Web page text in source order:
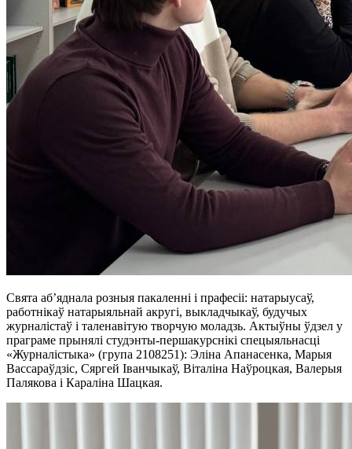
Свята аб’яднала розныя пакаленні і прафесіі: натарыусаў,
работнікаў натарыяльнай акругі, выкладчыкаў, будучых
журналістаў і таленавітую творчую моладзь. Актыўны ўдзел у
праграме прынялі студэнты-першакурснікі спецыяльнасці
«Журналістыка» (група 2108251): Эліна Апанасенка, Марыя
Вассараўдзіс, Сяргей Іванчыкаў, Віталіна Наўроцкая, Валерыя
Палякова і Караліна Шацкая.